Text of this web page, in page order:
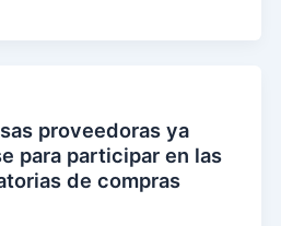
proveedoras ya
para participar en las
de compras